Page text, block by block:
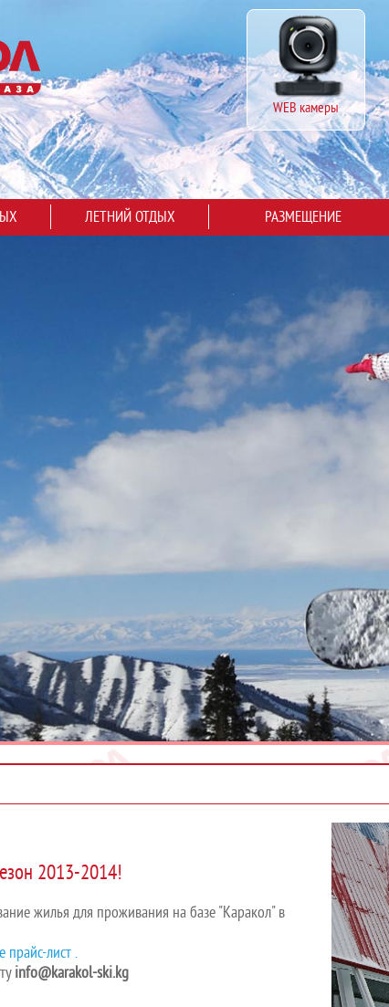
WEB камеры
ЛЕТНИЙ ОТДЫХ РАЗМЕЩЕНИЕ
2013-2014!
жилья для проживания на базе "Каракол" в
прайс-лист .
info@karakol-ski.kg